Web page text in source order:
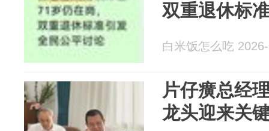
双重退休标
白米饭怎么吃
片仔癀总经
龙头迎来关